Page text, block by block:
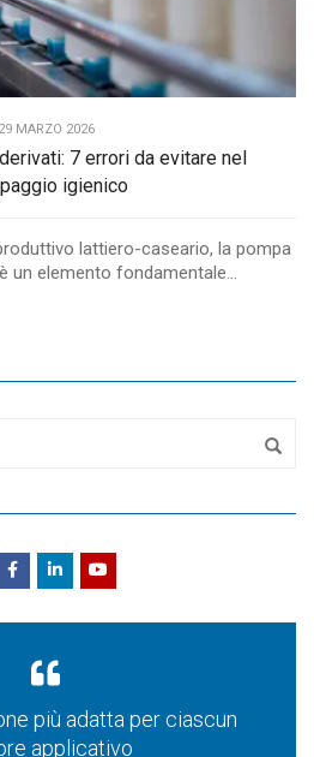
29 MARZO 2026
7 errori da evitare nel
igienico
lattiero-caseario, la pompa
un elemento fondamentale...
più adatta per ciascun
applicativo